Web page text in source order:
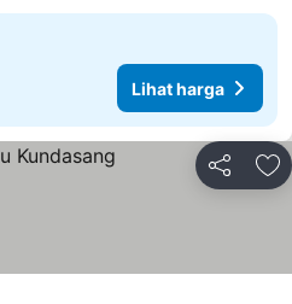
Lihat harga
Kongsi